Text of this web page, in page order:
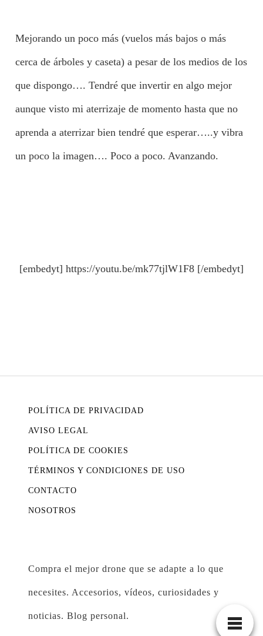
Mejorando un poco más (vuelos más bajos o más
cerca de árboles y caseta) a pesar de los medios de los
que dispongo…. Tendré que invertir en algo mejor
aunque visto mi aterrizaje de momento hasta que no
aprenda a aterrizar bien tendré que esperar…..y vibra
un poco la imagen…. Poco a poco. Avanzando.
[embedyt] https://youtu.be/mk77tjlW1F8 [/embedyt]
POLÍTICA DE PRIVACIDAD
AVISO LEGAL
POLÍTICA DE COOKIES
TÉRMINOS Y CONDICIONES DE USO
CONTACTO
NOSOTROS
Compra el mejor drone que se adapte a lo que
necesites. Accesorios, vídeos, curiosidades y
noticias. Blog personal.